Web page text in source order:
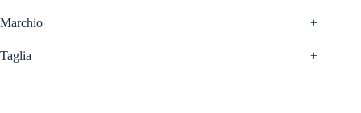
Marchio +
Taglia +